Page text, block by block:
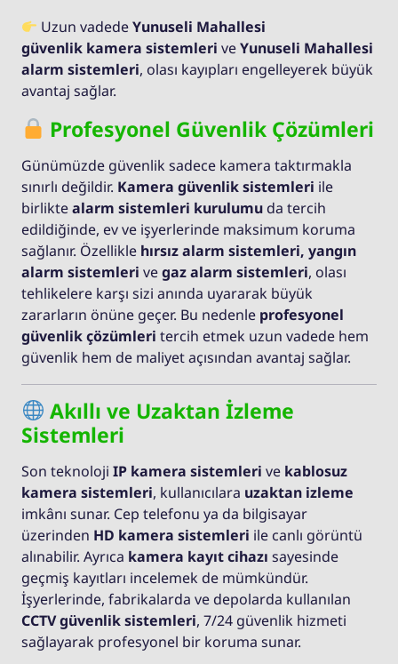
Uzun vadedeYunuseli Mahallesi
güvenlik kamera sistemleri veYunuseli Mahallesi
alarm sistemleri, olası kayıpları engelleyerek büyük
avantaj sağlar.
Profesyonel Güvenlik Çözümleri
Günümüzde güvenlik sadece kamera taktırmakla
sınırlı değildir. Kamera güvenlik sistemleri ile
birliktealarm sistemleri kurulumu da tercih
edildiğinde, ev ve işyerlerinde maksimum koruma
sağlanır. Özellikle hırsız alarm sistemleri, yangın
alarm sistemleri vegaz alarm sistemleri, olası
tehlikelere karşı sizi anında uyararak büyük
zararların önüne geçer. Bu nedenle profesyonel
güvenlik çözümleri tercih etmek uzun vadede hem
güvenlik hem de maliyet açısından avantaj sağlar.
Akıllı ve Uzaktan İzleme
Sistemleri
Son teknoloji IP kamera sistemleri ve kablosuz
kamera sistemleri, kullanıcılara uzaktan izleme
imkânı sunar. Cep telefonu ya da bilgisayar
üzerinden HD kamera sistemleri ile canlı görüntü
alınabilir. Ayrıca kamera kayıt cihazı sayesinde
geçmiş kayıtları incelemek de mümkündür.
İşyerlerinde, fabrikalarda ve depolarda kullanılan
CCTV güvenlik sistemleri, 7/24 güvenlik hizmeti
sağlayarak profesyonel bir koruma sunar.